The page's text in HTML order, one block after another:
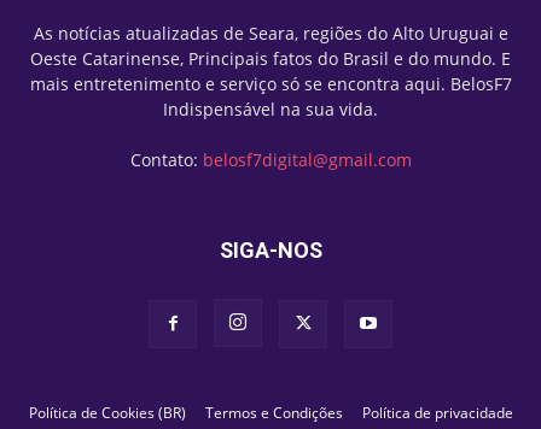
As notícias atualizadas de Seara, regiões do Alto Uruguai e
Oeste Catarinense, Principais fatos do Brasil e do mundo. E
mais entretenimento e serviço só se encontra aqui. BelosF7
Indispensável na sua vida.
Contato: belosf7digital@gmail.com
SIGA-NOS
Política de Cookies (BR) Termos e Condições Política de privacidade